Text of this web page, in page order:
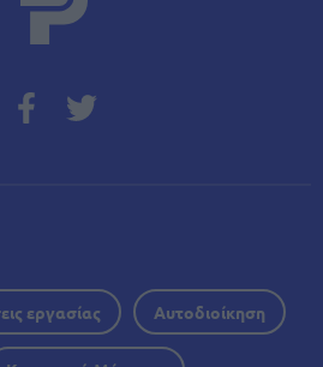
εργασίας Αυτοδιοίκηση